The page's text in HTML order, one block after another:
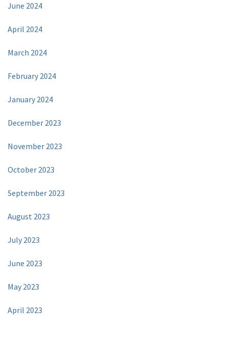
June 2024
April 2024
March 2024
February 2024
January 2024
December 2023
November 2023
October 2023
September 2023
August 2023
July 2023
June 2023
May 2023
April 2023